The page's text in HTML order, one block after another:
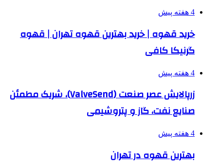
4 هفته پیش
خرید قهوه | خرید بهترین قهوه تهران | قهوه
گرنیکا کافی
4 هفته پیش
زرپالایش عصر صنعت (ValveSend)، شریک مطمئن
صنایع نفت، گاز و پتروشیمی
4 هفته پیش
بهترین قهوه در تهران